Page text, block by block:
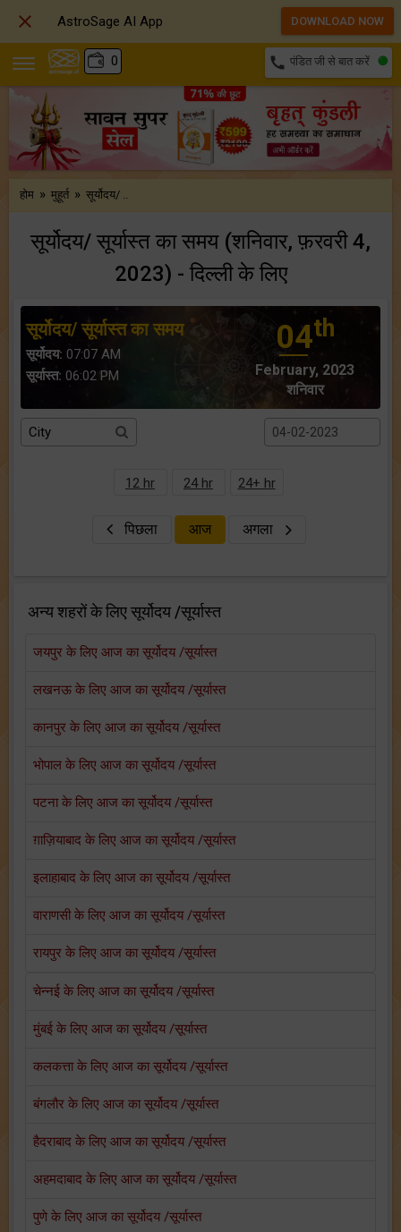
0 call पंडित जी से बात करें
होम » मुहूर्त » सूर्योदय/ ..
सूर्योदय/ सूर्यास्त का समय (शनिवार, फ़रवरी 4,
2023) - दिल्ली के लिए
सूर्योदय/ सूर्यास्त का समय
सूर्योदय: 07:07 AM
सूर्यास्त: 06:02 PM
04th
February, 2023
शनिवार
12 hr 24 hr 24+ hr
पिछला आज अगला
अन्य शहरों के लिए सूर्योदय /सूर्यास्त
जयपुर के लिए आज का सूर्योदय /सूर्यास्त
लखनऊ के लिए आज का सूर्योदय /सूर्यास्त
कानपुर के लिए आज का सूर्योदय /सूर्यास्त
भोपाल के लिए आज का सूर्योदय /सूर्यास्त
पटना के लिए आज का सूर्योदय /सूर्यास्त
ग़ाज़ियाबाद के लिए आज का सूर्योदय /सूर्यास्त
इलाहाबाद के लिए आज का सूर्योदय /सूर्यास्त
वाराणसी के लिए आज का सूर्योदय /सूर्यास्त
रायपुर के लिए आज का सूर्योदय /सूर्यास्त
चेन्नई के लिए आज का सूर्योदय /सूर्यास्त
मुंबई के लिए आज का सूर्योदय /सूर्यास्त
कलकत्ता के लिए आज का सूर्योदय /सूर्यास्त
बंगलौर के लिए आज का सूर्योदय /सूर्यास्त
हैदराबाद के लिए आज का सूर्योदय /सूर्यास्त
अहमदाबाद के लिए आज का सूर्योदय /सूर्यास्त
पुणे के लिए आज का सूर्योदय /सूर्यास्त
 AstroSage AI App DOWNLOAD NOW